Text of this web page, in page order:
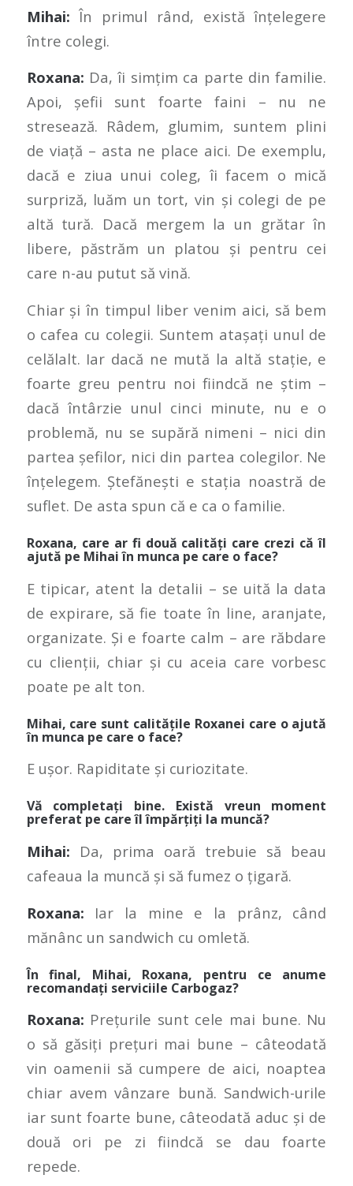
Mihai: În primul rând, există înțelegere
între colegi.
Roxana: Da, îi simțim ca parte din familie.
Apoi, șefii sunt foarte faini – nu ne
stresează. Râdem, glumim, suntem plini
de viață – asta ne place aici. De exemplu,
dacă e ziua unui coleg, îi facem o mică
surpriză, luăm un tort, vin și colegi de pe
altă tură. Dacă mergem la un grătar în
libere, păstrăm un platou și pentru cei
care n-au putut să vină.
Chiar și în timpul liber venim aici, să bem
o cafea cu colegii. Suntem atașați unul de
celălalt. Iar dacă ne mută la altă stație, e
foarte greu pentru noi fiindcă ne știm –
dacă întârzie unul cinci minute, nu e o
problemă, nu se supără nimeni – nici din
partea șefilor, nici din partea colegilor. Ne
înțelegem. Ștefănești e stația noastră de
suflet. De asta spun că e ca o familie.
Roxana, care ar fi două calități care crezi că îl
ajută pe Mihai în munca pe care o face?
E tipicar, atent la detalii – se uită la data
de expirare, să fie toate în line, aranjate,
organizate. Și e foarte calm – are răbdare
cu clienții, chiar și cu aceia care vorbesc
poate pe alt ton.
Mihai, care sunt calitățile Roxanei care o ajută
în munca pe care o face?
E ușor. Rapiditate și curiozitate.
Vă completați bine. Există vreun moment
preferat pe care îl împărțiți la muncă?
Mihai: Da, prima oară trebuie să beau
cafeaua la muncă și să fumez o țigară.
Roxana: Iar la mine e la prânz, când
mănânc un sandwich cu omletă.
În final, Mihai, Roxana, pentru ce anume
recomandați serviciile Carbogaz?
Roxana: Prețurile sunt cele mai bune. Nu
o să găsiți prețuri mai bune – câteodată
vin oamenii să cumpere de aici, noaptea
chiar avem vânzare bună. Sandwich-urile
iar sunt foarte bune, câteodată aduc și de
două ori pe zi fiindcă se dau foarte
repede.